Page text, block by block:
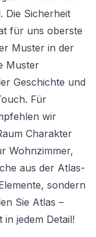
Die Sicherheit
für uns oberste
Muster in der
Muster
Geschichte und
Für
wir
Charakter
Wohnzimmer,
aus der Atlas-
sondern
Sie Atlas –
jedem Detail!